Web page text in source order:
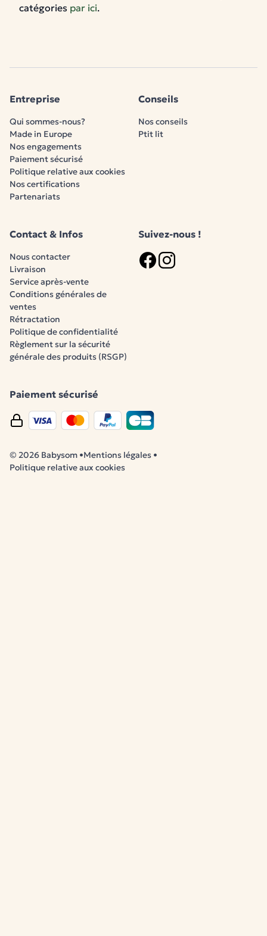
catégories par ici.
Entreprise
Qui sommes-nous?
Made in Europe
Nos engagements
Paiement sécurisé
Politique relative aux cookies
Nos certifications
Partenariats
Conseils
Nos conseils
Ptit lit
Contact & Infos
Nous contacter
Livraison
Service après-vente
Conditions générales de
ventes
Rétractation
Politique de confidentialité
Règlement sur la sécurité
générale des produits (RSGP)
Suivez-nous !
Paiement sécurisé
© 2026 Babysom •Mentions légales •
Politique relative aux cookies